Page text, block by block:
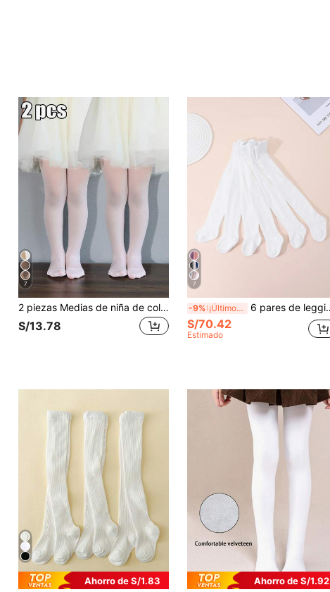
7
2 piezas Medias de niña de color liso, pantimedia transparente de gran elasticidad, adecuado para primavera/verano/otoño/invierno
S/13.78
7
-9% ¡Últimos 3 días 6 pares de leggings de unicolor para niñas, mallas versátiles que combinan con todo, adecuadas para niños de 0 a 12 años para uso diario
S/70.42
Estimado
Ahorro de S/1.83 Ahorro de S/1.92